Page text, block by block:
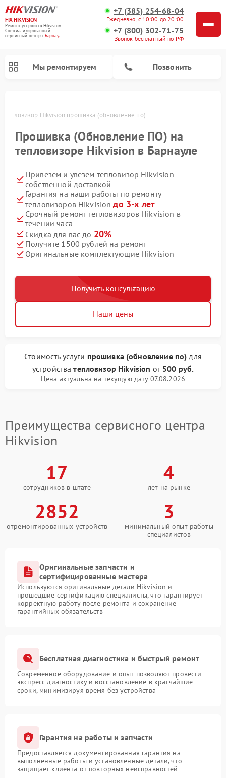
FIX-HIKVISION
Ремонт устройств Hikvision
Специализированный
cервисный центр г.Барнаул
+7 (385) 254-68-04
Ежедневно, с 10:00 до 20:00
+7 (800) 302-71-75
Звонок бесплатный по РФ
Мы ремонтируем Позвонить
Тепловизор Hikvision прошивка (обновление по)
Прошивка (Обновление ПО) на
тепловизоре Hikvision в Барнауле
Привезем и увезем тепловизор Hikvision
собственной доставкой
Гарантия на наши работы по ремонту
тепловизоров Hikvisionдо 3-х лет
Срочный ремонт тепловизоров Hikvision в
течении часа
Скидка для вас до 20%
Получите 1500 рублей на ремонт
Оригинальные комплектующие Hikvision
Получить консультацию
Наши цены
Стоимость услуги прошивка (обновление по) для
устройстватепловизор Hikvision от 500 руб.
Цена актуальна на текущую дату 07.08.2026
Преимущества сервисного центра
Hikvision
17
сотрудников в штате
4
лет на рынке
2852
отремонтированных устройств
3
минимальный опыт работы
специалистов
Оригинальные запчасти и
сертифицированные мастера
Используются оригинальные детали Hikvision и
прошедшие сертификацию специалисты, что гарантирует
корректную работу после ремонта и сохранение
гарантийных обязательств
Бесплатная диагностика и быстрый ремонт
Современное оборудование и опыт позволяют провести
экспресс-диагностику и восстановление в кратчайшие
сроки, минимизируя время без устройства
Гарантия на работы и запчасти
Предоставляется документированная гарантия на
выполненные работы и установленные детали, что
защищает клиента от повторных неисправностей